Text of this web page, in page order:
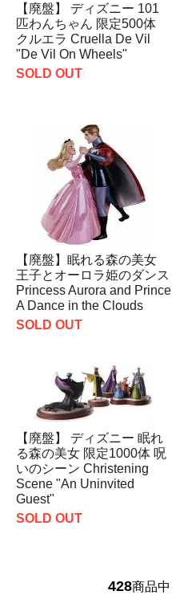
【廃盤】 ディズニー 101
匹わんちゃん 限定500体
クルエラ Cruella De Vil
"De Vil On Wheels"
SOLD OUT
【廃盤】眠れる森の美女
王子とオーロラ姫のダンス
Princess Aurora and Prince
A Dance in the Clouds
SOLD OUT
【廃盤】 ディズニー 眠れ
る森の美女 限定1000体 呪
いのシーン Christening
Scene "An Uninvited
Guest"
SOLD OUT
428商品中